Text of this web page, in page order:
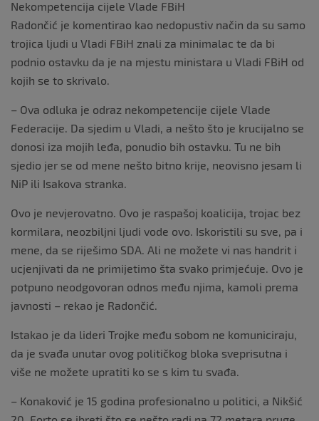
Nekompetencija cijele Vlade FBiH
Radončić je komentirao kao nedopustiv način da su samo
trojica ljudi u Vladi FBiH znali za minimalac te da bi
podnio ostavku da je na mjestu ministara u Vladi FBiH od
kojih se to skrivalo.
– Ova odluka je odraz nekompetencije cijele Vlade
Federacije. Da sjedim u Vladi, a nešto što je krucijalno se
donosi iza mojih leđa, ponudio bih ostavku. Tu ne bih
sjedio jer se od mene nešto bitno krije, neovisno jesam li
NiP ili Isakova stranka.
Ovo je nevjerovatno. Ovo je raspašoj koalicija, trojac bez
kormilara, neozbiljni ljudi vode ovo. Iskoristili su sve, pa i
mene, da se riješimo SDA. Ali ne možete vi nas handrit i
ucjenjivati da ne primijetimo šta svako primjećuje. Ovo je
potpuno neodgovoran odnos među njima, kamoli prema
javnosti – rekao je Radončić.
Istakao je da lideri Trojke među sobom ne komuniciraju,
da je svađa unutar ovog političkog bloka sveprisutna i
više ne možete upratiti ko se s kim tu svađa.
– Konaković je 15 godina profesionalno u politici, a Nikšić